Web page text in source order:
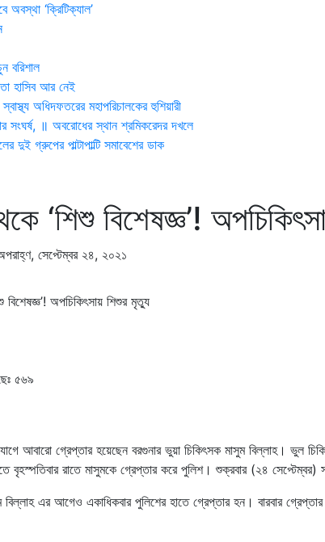
‘ক্রিটিক্যাল’
বরিশাল
হাসিব আর নেই
অধিদফতরের মহাপরিচালকের হুশিয়ারী
সংঘর্ষ, ॥ অবরোধের স্থান শ্রমিকরেদর দখলে
দুই গ্রুপের পাল্টাপাল্টি সমাবেশের ডাক
‘শিশু বিশেষজ্ঞ’!
সেপ্টেম্বর ২৪, ২০২১
৫৬৯
আবারো গ্রেপ্তার হয়েছেন বরগুনার ভুয়া চিকিৎসক মাসুম বিল্লাহ। ভুল
বৃহস্পতিবার রাতে মাসুমকে গ্রেপ্তার করে পুলিশ। শুক্রবার (২৪
বিল্লাহ এর আগেও একাধিকবার পুলিশের হাতে গ্রেপ্তার হন। বারবার